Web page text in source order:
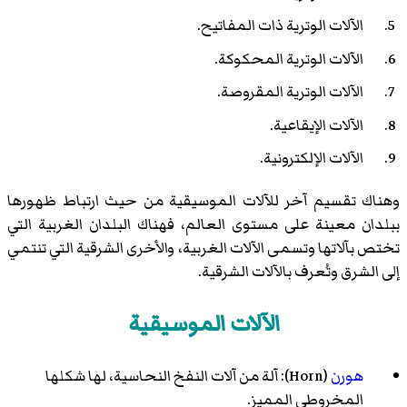
الآلات الوترية ذات المفاتيح.
الآلات الوترية المحكوكة.
الآلات الوترية المقروصة.
الآلات الإيقاعية.
الآلات الإلكترونية.
وهناك تقسيم آخر للآلات الموسيقية من حيث ارتباط ظهورها
ببلدان معينة على مستوى العالم، فهناك البلدان الغربية التي
تختص بآلاتها وتسمى الآلات الغربية، والأخرى الشرقية التي تنتمي
إلى الشرق وتُعرف بالآلات الشرقية.
الآلات الموسيقية
هورن
(Horn): آلة من آلات النفخ النحاسية، لها شكلها
المخروطي المميز.